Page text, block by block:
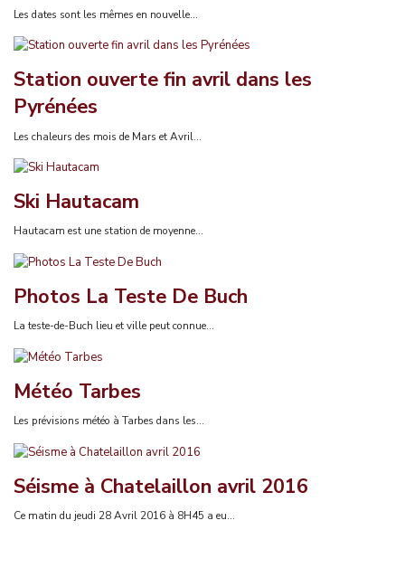
Les dates sont les mêmes en nouvelle...
Station ouverte fin avril dans les
Pyrénées
Les chaleurs des mois de Mars et Avril...
Ski Hautacam
Hautacam est une station de moyenne...
Photos La Teste De Buch
La teste-de-Buch lieu et ville peut connue...
Météo Tarbes
Les prévisions météo à Tarbes dans les...
Séisme à Chatelaillon avril 2016
Ce matin du jeudi 28 Avril 2016 à 8H45 a eu...